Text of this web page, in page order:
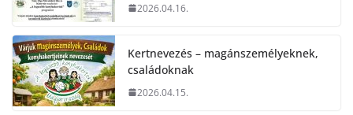
2026.04.16.
Kertnevezés – magánszemélyeknek,
családoknak
2026.04.15.